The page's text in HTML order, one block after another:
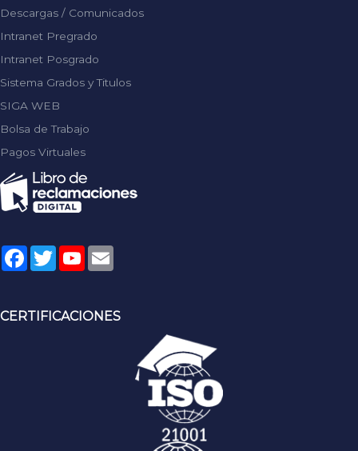
Descargas / Comunicados
Intranet Pregrado
Intranet Posgrado
Sistema Grados y Titulos
SIGA WEB
Bolsa de Trabajo
Pagos Virtuales
Facebook
TwitterYouTube
CERTIFICACIONES